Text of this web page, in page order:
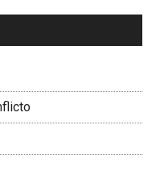
01:04
Corporación